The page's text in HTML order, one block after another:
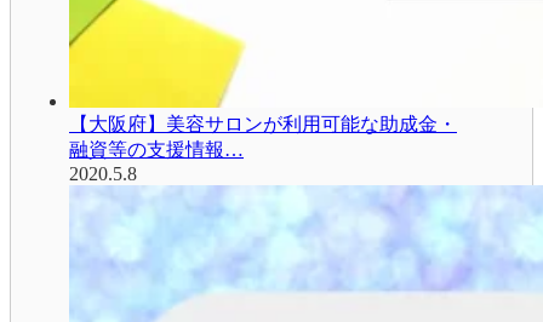
【大阪府】美容サロンが利用可能な助成金・
融資等の支援情報…
2020.5.8